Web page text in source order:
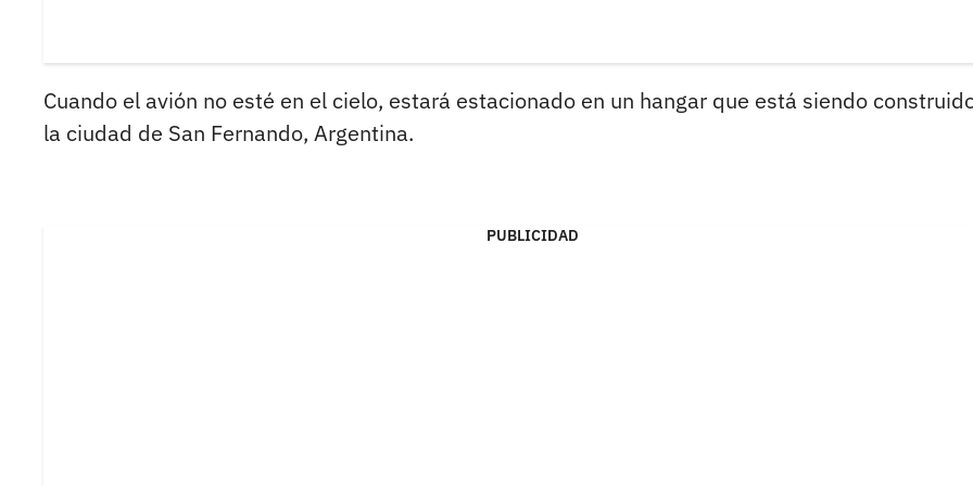
Cuando el avión no esté en el cielo, estará estacionado en un hangar que está siendo
la ciudad de San Fernando, Argentina.
PUBLICIDAD